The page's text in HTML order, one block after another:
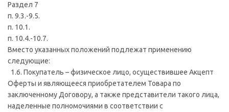
Раздел 7
п. 9.3.-9.5.
п. 10.1.
п. 10.4.-10.7.
Вместо указанных положений подлежат применению
следующие:
1.6. Покупатель – физическое лицо, осуществившее Акцепт
Оферты и являющееся приобретателем Товара по
заключенному Договору, а также представители такого лица,
наделенные полномочиями в соответствии с